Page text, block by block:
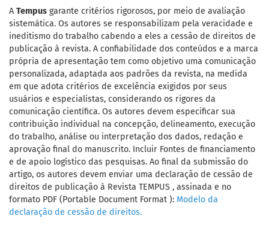
A Tempus garante critérios rigorosos, por meio de avaliação
sistemática. Os autores se responsabilizam pela veracidade e
ineditismo do trabalho cabendo a eles a cessão de direitos de
publicação à revista. A confiabilidade dos conteúdos e a marca
própria de apresentação tem como objetivo uma comunicação
personalizada, adaptada aos padrões da revista, na medida
em que adota critérios de excelência exigidos por seus
usuários e especialistas, considerando os rigores da
comunicação científica. Os autores devem especificar sua
contribuição individual na concepção, delineamento, execução
do trabalho, análise ou interpretação dos dados, redação e
aprovação final do manuscrito. Incluir Fontes de financiamento
e de apoio logístico das pesquisas. Ao final da submissão do
artigo, os autores devem enviar uma declaração de cessão de
direitos de publicação à Revista TEMPUS , assinada e no
formato PDF (Portable Document Format ): Modelo da
declaração de cessão de direitos.